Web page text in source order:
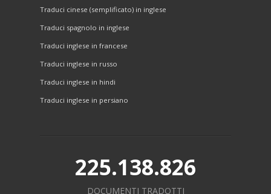
Traduci cinese (semplificato) in inglese
Traduci spagnolo in inglese
Traduci inglese in francese
Traduci inglese in russo
Traduci inglese in hindi
Traduci inglese in persiano
225.138.826
DOCUMENTI TRADOTTI